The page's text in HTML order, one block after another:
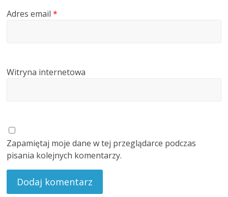
Adres email*
Witryna internetowa
Zapamiętaj moje dane w tej przeglądarce podczas
pisania kolejnych komentarzy.